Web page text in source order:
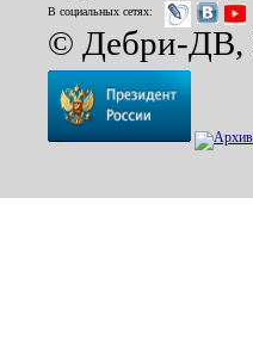
В социальных сетях:
© Дебри-ДВ,